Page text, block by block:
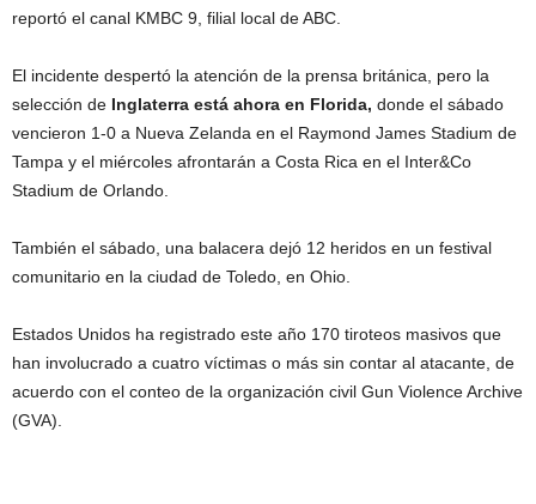
reportó el canal KMBC 9, filial local de ABC.
El incidente despertó la atención de la prensa británica, pero la
selección de Inglaterra está ahora en Florida, donde el sábado
vencieron 1-0 a Nueva Zelanda en el Raymond James Stadium de
Tampa y el miércoles afrontarán a Costa Rica en el Inter&Co
Stadium de Orlando.
También el sábado, una balacera dejó 12 heridos en un festival
comunitario en la ciudad de Toledo, en Ohio.
Estados Unidos ha registrado este año 170 tiroteos masivos que
han involucrado a cuatro víctimas o más sin contar al atacante, de
acuerdo con el conteo de la organización civil Gun Violence Archive
(GVA).